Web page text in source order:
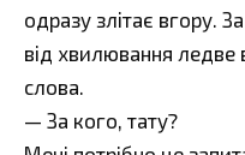
одразу злітає вгору.
від хвилювання
слова.
— За кого, тату?